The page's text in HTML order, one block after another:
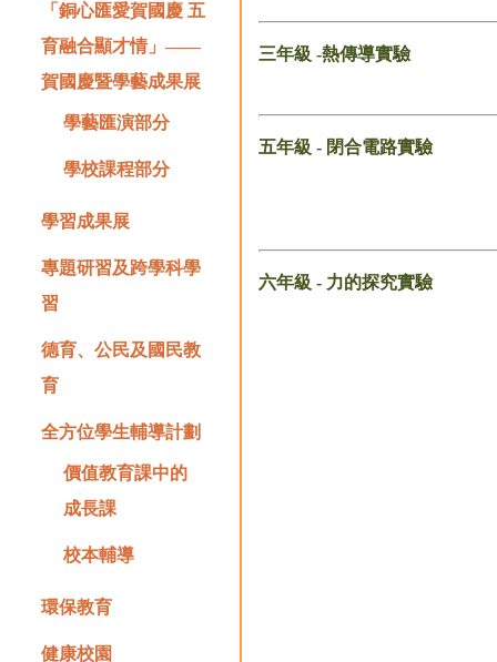
「銅心匯愛賀國慶 五
育融合顯才情」——
賀國慶暨學藝成果展
學藝匯演部分
學校課程部分
學習成果展
專題研習及跨學科學
習
德育、公民及國民教
育
全方位學生輔導計劃
價值教育課中的
成長課
校本輔導
環保教育
健康校園
三年級 -熱傳導實驗
五年級 - 閉合電路實驗
六年級 - 力的探究實驗